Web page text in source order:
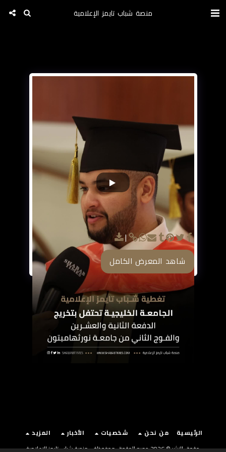
منصة شباب تايمز الإعلامية
شاهد المعرض الكامل
الرئيسية من نحن شخصيات الأخبار
المزيد
حقوق النشر © 2026 جميع الحقوق محفوظة -
منصة شباب تايمز الإعلامية